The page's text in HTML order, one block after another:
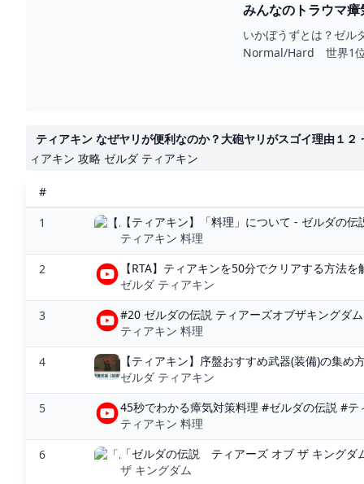
みんなのトラウマ
ザキングダム】【
いかぼうずとは？ゼル
Normal/Hard 世界1位
ティアキン なぜヤリが便利なのか？大砲ヤリがスゴイ理由１
ィアキン 攻略 ゼルダ ティアキン
#
1
【ティアキン】「料理」について - ゼルダの
ティアキン 料理
2
【RTA】ティアキンを50分でクリアする方法
ゼルダ ティアキン
3
#20 ゼルダの伝説 ティアーズオブザキングダ
ティアキン 料理
4
【ティアキン】序盤おすすめ武器(装備)の集
ゼルダ ティアキン
5
45秒でわかる瘴気対策料理 #ゼルダの伝説 #
ティアキン 料理
6
「ゼルダの伝説 ティアーズ オブ ザ キング
ザ キングダム